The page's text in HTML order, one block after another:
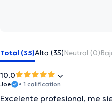
Total (35)Alta (35)Neutral (0)
10.0
Joe • 1 calification
Excelente profesional, me